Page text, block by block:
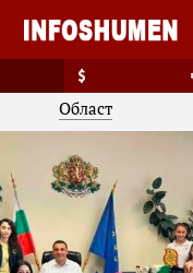
Област